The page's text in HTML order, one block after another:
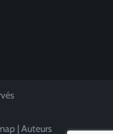
|Auteurs